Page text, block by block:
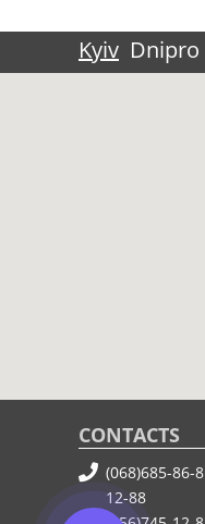
Kyiv Dnipro
CONTACTS
(068)685-86-
12-88